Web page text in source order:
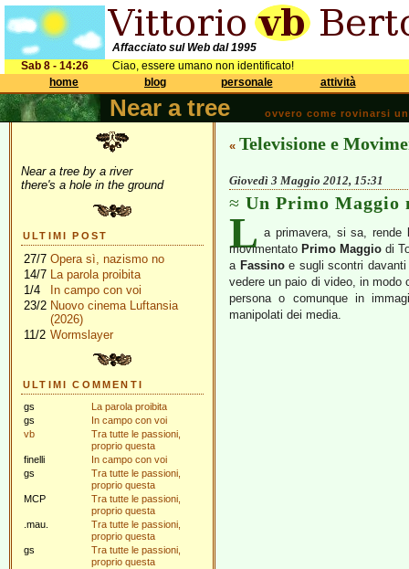
Affacciato sul Web dal 1995
Sab 8 - 14:26
Ciao, essere umano non identificato!
home
blog personale attività
Near a tree ovvero come rovinarsi
Near a tree by a river
there's a hole in the ground
ULTIMI POST
27/7 Opera sì, nazismo no
14/7 La parola proibita
1/4
In campo con voi
23/2 Nuovo cinema Luftansia
(2026)
11/2 Wormslayer
ULTIMI COMMENTI
gs
La parola proibita
gs
In campo con voi
vb
Tra tutte le passioni,
proprio questa
finelli
In campo con voi
gs
Tra tutte le passioni,
proprio questa
MCP
Tra tutte le passioni,
proprio questa
.mau.
Tra tutte le passioni,
proprio questa
gs
Tra tutte le passioni,
proprio questa
« Televisione e
Giovedì 3 Maggio 2012, 15:31
Un Primo Maggio
L a primavera, si sa, rende
movimentato Primo Maggio di
a Fassinoe sugli scontri
vedere un paio di video, in
persona o comunque in
manipolati dei media.